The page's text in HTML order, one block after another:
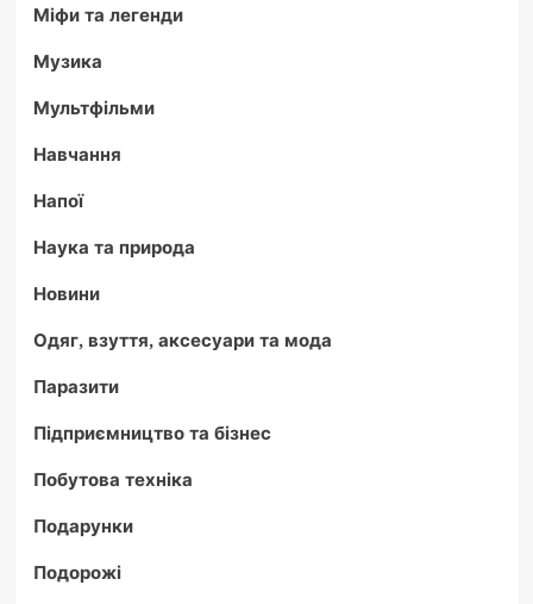
Міфи та легенди
Музика
Мультфільми
Навчання
Напої
Наука та природа
Новини
Одяг, взуття, аксесуари та мода
Паразити
Підприємництво та бізнес
Побутова техніка
Подарунки
Подорожі